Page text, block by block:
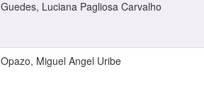
Guedes, Luciana Pagliosa Carvalho
Opazo, Miguel Angel Uribe